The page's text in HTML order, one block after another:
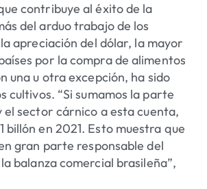
contribuye al éxito de la
del arduo trabajo de los
apreciación del dólar, la mayor
por la compra de alimentos
una u otra excepción, ha sido
cultivos. “Si sumamos la parte
el sector cárnico a esta cuenta,
billón en 2021. Esto muestra que
gran parte responsable del
balanza comercial brasileña”,